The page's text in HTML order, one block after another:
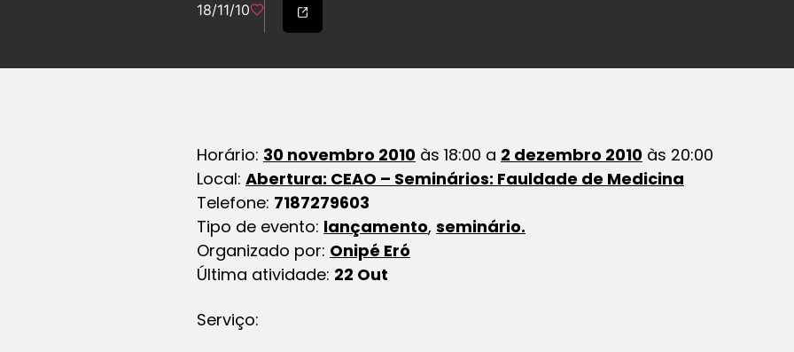
18/11/10
Horário: 30 novembro 2010 às 18:00 a 2 dezembro 2010 às 20:00
Local: Abertura: CEAO – Seminários: Fauldade de Medicina
Telefone: 7187279603
Tipo de evento: lançamento, seminário.
Organizado por: Onipé Eró
Última atividade: 22 Out
Serviço: